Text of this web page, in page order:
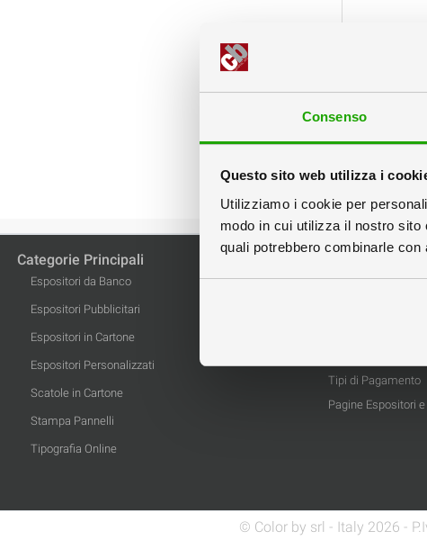
Consenso
Questo sito web utilizza i
Utilizziamo i cookie per
modo in cui utilizza il nostro
quali potrebbero combinarle
Categorie Principali
Espositori da Banco
Espositori Pubblicitari
Espositori in Cartone
Espositori Personalizzati
Scatole in Cartone
Stampa Pannelli
Tipografia Online
Privacy
Tipi di Pagamento
Pagine Espositori
© Color by srl - Italy 2026 -